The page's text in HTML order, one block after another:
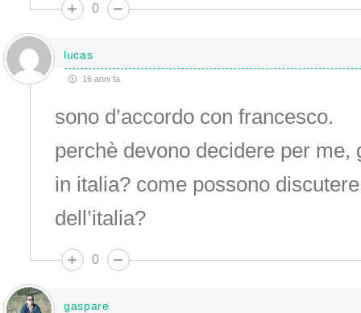
0
lucas
16 anni fa
sono d’accordo con francesco.
perchè devono decidere per me,
in italia? come possono
dell’italia?
0
gaspare